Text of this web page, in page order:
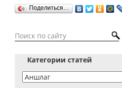
Поделиться…
Категории статей